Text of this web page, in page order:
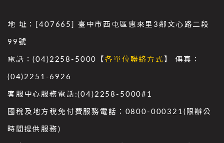
地 址：[407665] 臺中市西屯區惠來里3鄰文心路二段
99號
電話：(04)2258-5000【各單位聯絡方式 】 傳真：
(04)2251-6926
客服中心服務電話:(04)2258-5000#1
國稅及地方稅免付費服務電話：0800-000321(限辦公
時間提供服務)